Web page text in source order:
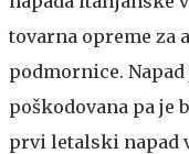
tovarna opreme za
podmornice.
poškodovana pa je
prvi letalski napad